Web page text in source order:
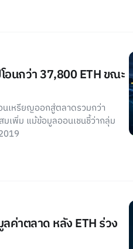
อนกว่า 37,800 ETH ขณะ
นเหรียญออกสู่ตลาดรวมกว่า
เพิ่ม แม้ข้อมูลออนเชนชี้ว่ากลุ่ม
ค่าตลาด หลัง ETH ร่วง